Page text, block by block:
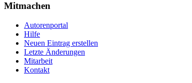
Mitmachen
Autorenportal
Hilfe
Neuen Eintrag erstellen
Letzte Änderungen
Mitarbeit
Kontakt